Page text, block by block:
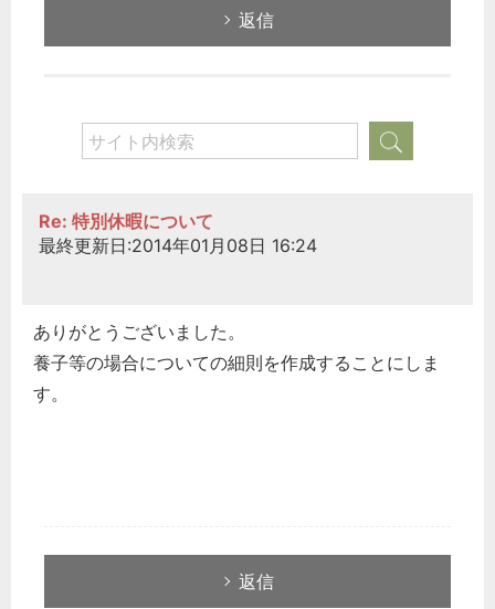
返信
Re: 特別休暇について
最終更新日:2014年01月08日 16:24
ありがとうございました。
養子等の場合についての細則を作成することにしま
す。
返信